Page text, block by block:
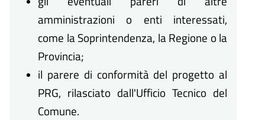
amministrazioni o enti interessati,
come la Soprintendenza, la Regione o la
Provincia;
il parere di conformità del progetto al
PRG, rilasciato dall'Ufficio Tecnico del
Comune.